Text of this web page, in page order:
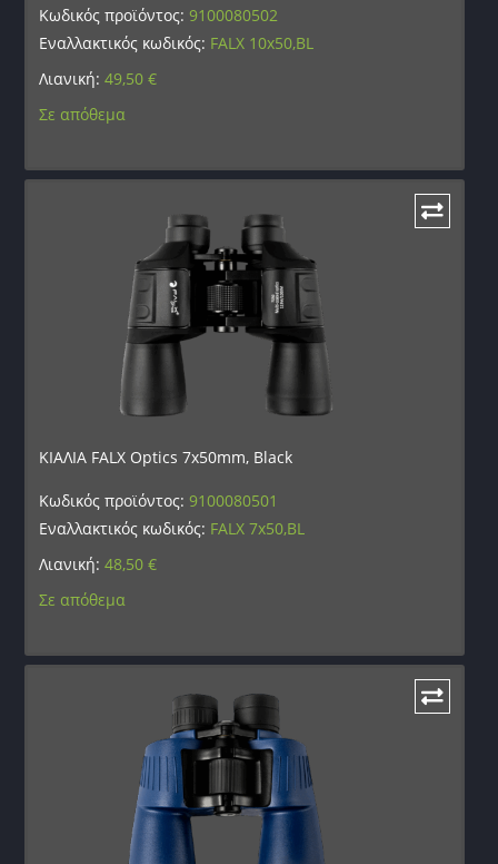
Κωδικός προϊόντος:9100080502
Εναλλακτικός κωδικός: FALX 10x50,BL
Λιανική:49,50€
Σε απόθεμα
ΚΙΑΛΙΑ FALX Optics 7x50mm, Black
Κωδικός προϊόντος:9100080501
Εναλλακτικός κωδικός: FALX 7x50,BL
Λιανική:48,50€
Σε απόθεμα